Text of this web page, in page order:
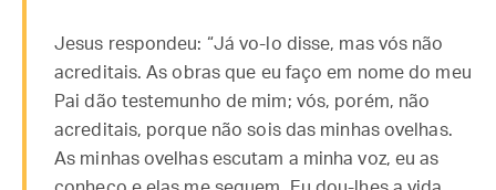
Jesus respondeu: “Já vo-lo disse, mas vós não
acreditais. As obras que eu faço em nome do meu
Pai dão testemunho de mim; vós, porém, não
acreditais, porque não sois das minhas ovelhas.
As minhas ovelhas escutam a minha voz, eu as